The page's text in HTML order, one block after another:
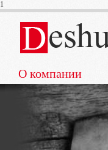
1
О компании